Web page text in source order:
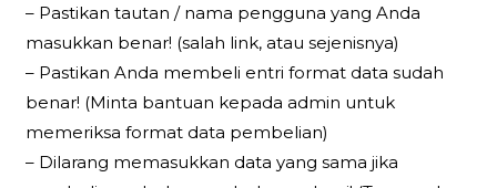
– Pastikan tautan / nama pengguna yang Anda
masukkan benar! (salah link, atau sejenisnya)
– Pastikan Anda membeli entri format data sudah
benar! (Minta bantuan kepada admin untuk
memeriksa format data pembelian)
– Dilarang memasukkan data yang sama jika